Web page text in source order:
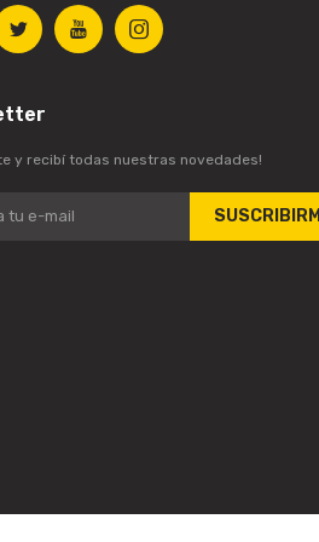
  
y recibí todas nuestras novedades!